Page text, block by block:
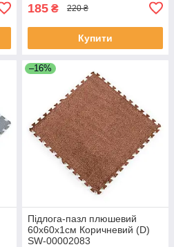
185 ₴ 220 ₴
Купити
–16%
Підлога-пазл плюшевий
60х60х1см Коричневий (D)
SW-00002083